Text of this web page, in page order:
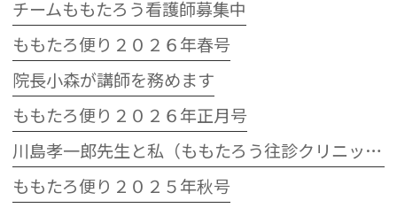
チームももたろう看護師募集中
ももたろ便り２０２６年春号
院長小森が講師を務めます
ももたろ便り２０２６年正月号
川島孝一郎先生と私（ももたろう往診クリニック開院15周年記念特別講演会）
ももたろ便り２０２５年秋号